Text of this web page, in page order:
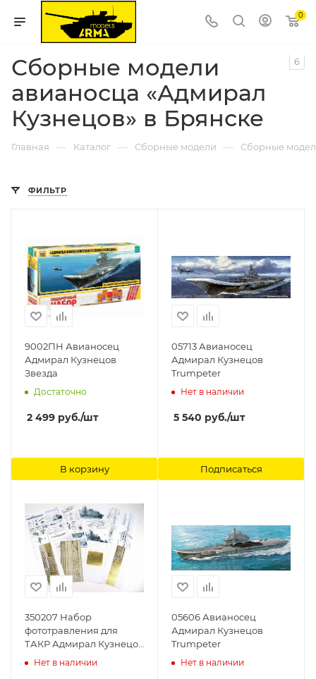
0
Сборные модели
авианосца «Адмирал
Кузнецов» в Брянске
6
Главная — Каталог — Сборные модели — Сборные
ФИЛЬТР
9002ПН Авианосец
Адмирал Кузнецов
Звезда
Достаточно
2 499 руб./шт
В корзину
05713 Авианосец
Адмирал Кузнецов
Trumpeter
Нет в наличии
5 540 руб./шт
Подписаться
350207 Набор
фототравления для
ТАКР Адмирал Кузнецов
пр.1143.5 Микродизайн
Нет в наличии
05606 Авианосец
Адмирал Кузнецов
Trumpeter
Нет в наличии